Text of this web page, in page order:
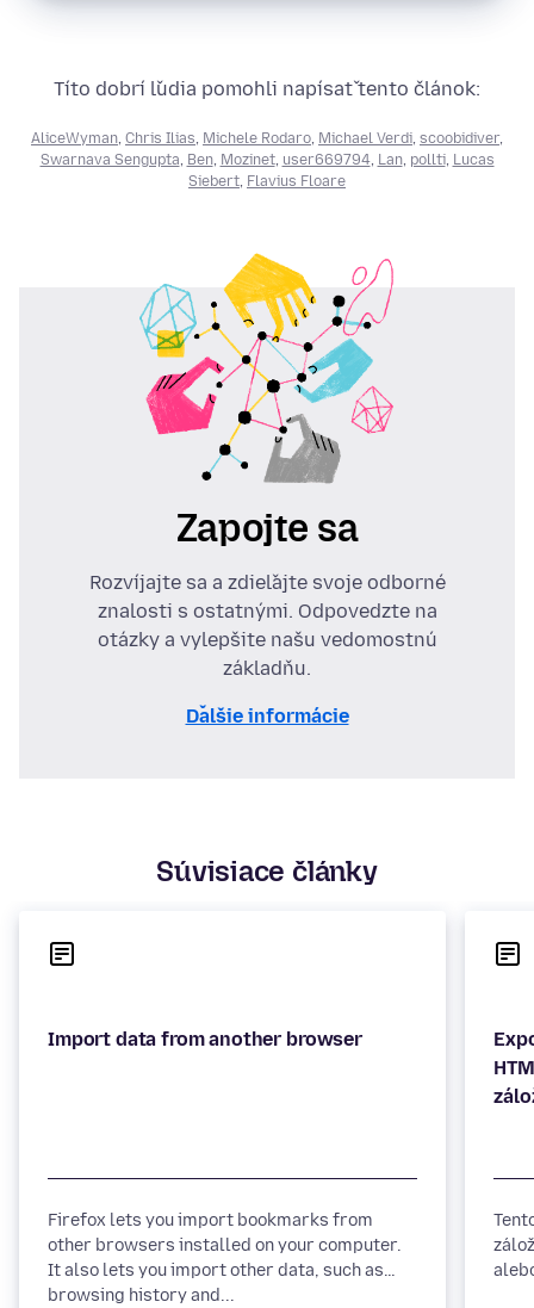
Títo dobrí ľudia pomohli napísať tento článok:
AliceWyman, Chris Ilias, Michele Rodaro, Michael Verdi, scoobidiver,
Swarnava Sengupta, Ben, Mozinet, user669794, Lan, pollti, Lucas
Siebert, Flavius Floare
Zapojte sa
Rozvíjajte sa a zdieľajte svoje odborné
znalosti s ostatnými. Odpovedzte na
otázky a vylepšite našu vedomostnú
základňu.
Ďalšie informácie
Súvisiace články
Import data from another browser
Firefox lets you import bookmarks from
other browsers installed on your computer.
It also lets you import other data, such as
browsing history and...